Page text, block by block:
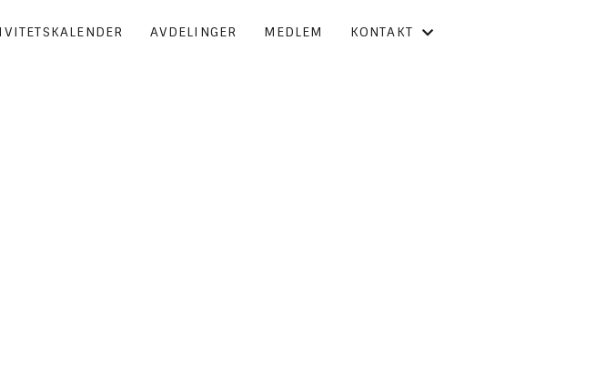
AVDELINGER MEDLEM KONTAKT